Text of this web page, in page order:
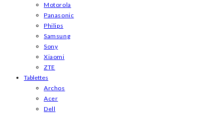
Motorola
Panasonic
Philips
Samsung
Sony
Xiaomi
ZTE
Tablettes
Archos
Acer
Dell